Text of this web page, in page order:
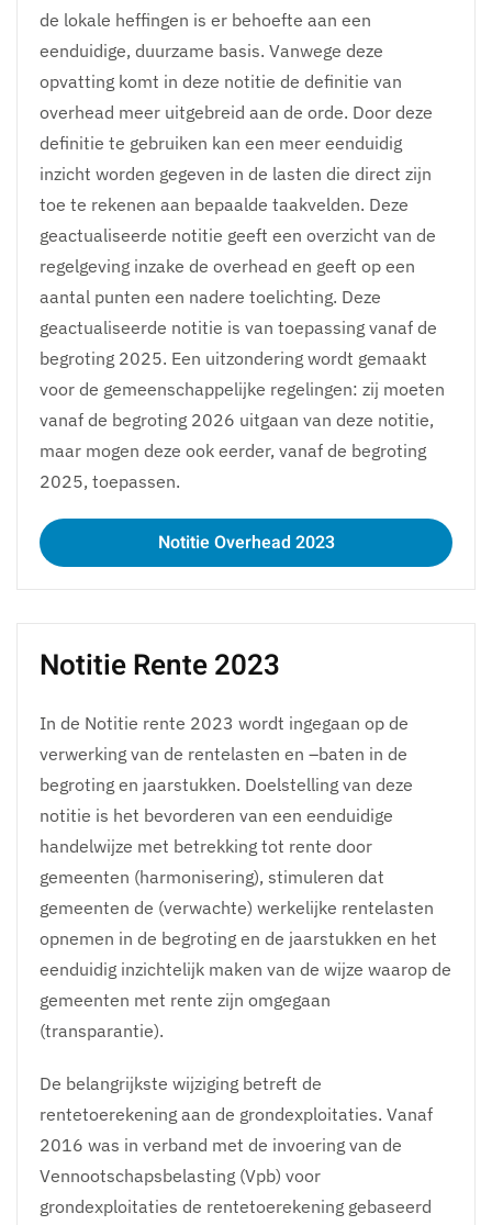
de lokale heffingen is er behoefte aan een
eenduidige, duurzame basis. Vanwege deze
opvatting komt in deze notitie de definitie van
overhead meer uitgebreid aan de orde. Door deze
definitie te gebruiken kan een meer eenduidig
inzicht worden gegeven in de lasten die direct zijn
toe te rekenen aan bepaalde taakvelden. Deze
geactualiseerde notitie geeft een overzicht van de
regelgeving inzake de overhead en geeft op een
aantal punten een nadere toelichting. Deze
geactualiseerde notitie is van toepassing vanaf de
begroting 2025. Een uitzondering wordt gemaakt
voor de gemeenschappelijke regelingen: zij moeten
vanaf de begroting 2026 uitgaan van deze notitie,
maar mogen deze ook eerder, vanaf de begroting
2025, toepassen.
Notitie Overhead 2023
Notitie Rente 2023
In de Notitie rente 2023 wordt ingegaan op de
verwerking van de rentelasten en –baten in de
begroting en jaarstukken. Doelstelling van deze
notitie is het bevorderen van een eenduidige
handelwijze met betrekking tot rente door
gemeenten (harmonisering), stimuleren dat
gemeenten de (verwachte) werkelijke rentelasten
opnemen in de begroting en de jaarstukken en het
eenduidig inzichtelijk maken van de wijze waarop de
gemeenten met rente zijn omgegaan
(transparantie).
De belangrijkste wijziging betreft de
rentetoerekening aan de grondexploitaties. Vanaf
2016 was in verband met de invoering van de
Vennootschapsbelasting (Vpb) voor
grondexploitaties de rentetoerekening gebaseerd